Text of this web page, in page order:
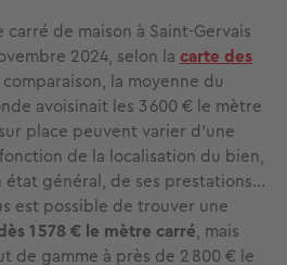
de maison à Saint-Gervais
2024, selon la carte des
la moyenne du
avoisinait les 3 600 € le mètre
place peuvent varier d’une
de la localisation du bien,
état général, de ses prestations…
est possible de trouver une
1 578 € le mètre carré, mais
de gamme à près de 2 800 € le